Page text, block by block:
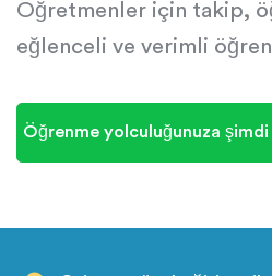
Öğretmenler için takip,
eğlenceli ve verimli
Öğrenme yolculuğunuza şimdi